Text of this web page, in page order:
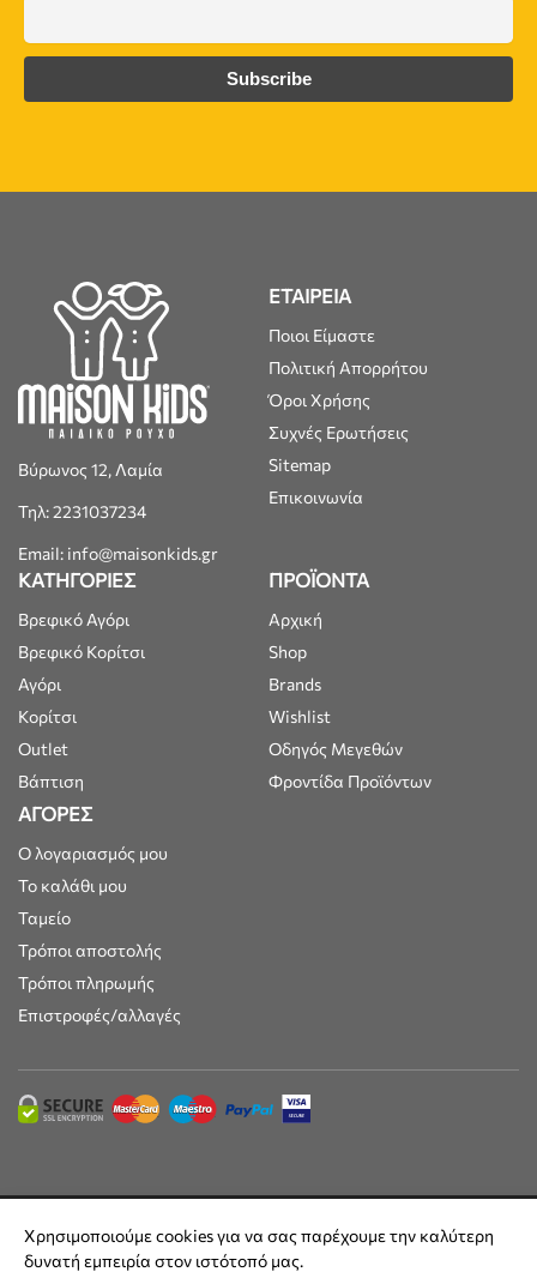
Βύρωνος 12, Λαμία
Τηλ: 2231037234
Email: info@maisonkids.gr
ΕΤΑΙΡΕΙΑ
Ποιοι Είμαστε
Πολιτική Απορρήτου
Όροι Χρήσης
Συχνές Ερωτήσεις
Sitemap
Επικοινωνία
ΚΑΤΗΓΟΡΙΕΣ
Βρεφικό Αγόρι
Βρεφικό Κορίτσι
Αγόρι
Κορίτσι
Outlet
Βάπτιση
ΠΡΟΪΟΝΤΑ
Αρχική
Shop
Brands
Wishlist
Οδηγός Μεγεθών
Φροντίδα Προϊόντων
ΑΓΟΡΕΣ
Ο λογαριασμός μου
Το καλάθι μου
Ταμείο
Τρόποι αποστολής
Τρόποι πληρωμής
Επιστροφές/αλλαγές
Built byDesignFlow
Χρησιμοποιούμε cookies για να σας παρέχουμε την καλύτερη
δυνατή εμπειρία στον ιστότοπό μας.